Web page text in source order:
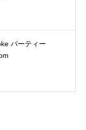
パーティー